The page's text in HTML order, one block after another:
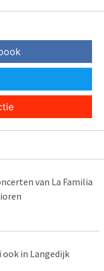
van La Familia
ook in Langedijk